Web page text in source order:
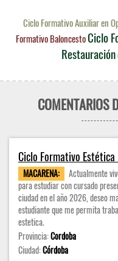
Ciclo Formativo Auxiliar en
Formativo BaloncestoCiclo
Restauración
COMENTARIOS
Ciclo Formativo
MACARENA:
Actualmente
para estudiar con cursado
ciudad en el año 2026, deseo
estudiante que me permita
estetica.
Provincia:Cordoba
Ciudad:Córdoba